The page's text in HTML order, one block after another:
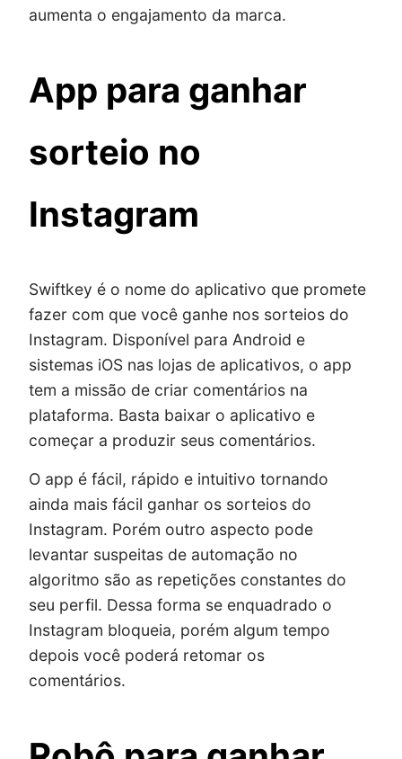
aumenta o engajamento da marca.
App para ganhar
sorteio no
Instagram
Swiftkey é o nome do aplicativo que promete
fazer com que você ganhe nos sorteios do
Instagram. Disponível para Android e
sistemas iOS nas lojas de aplicativos, o app
tem a missão de criar comentários na
plataforma. Basta baixar o aplicativo e
começar a produzir seus comentários.
O app é fácil, rápido e intuitivo tornando
ainda mais fácil ganhar os sorteios do
Instagram. Porém outro aspecto pode
levantar suspeitas de automação no
algoritmo são as repetições constantes do
seu perfil. Dessa forma se enquadrado o
Instagram bloqueia, porém algum tempo
depois você poderá retomar os
comentários.